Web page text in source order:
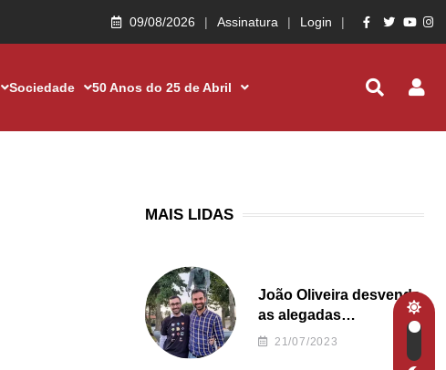
09/08/2026 Assinatura Login
Sociedade 50 Anos do 25 de Abril
MAIS LIDAS
João Oliveira desvenda
as alegadas
irregularidades da
Junta de Freguesia S.
21/07/2023